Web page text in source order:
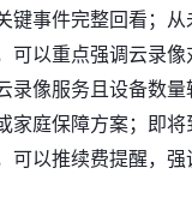
键事件完整回看；
可以重点强调云录
录像服务且设备数量
家庭保障方案；即
可以推续费提醒，